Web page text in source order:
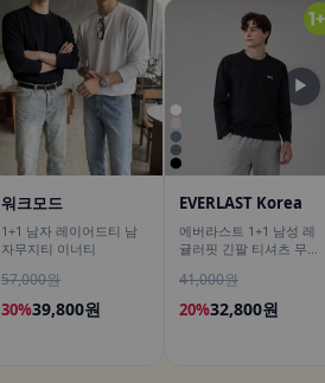
워크모드
1+1 남자 레이어드티 남
자무지티 이너티
57,000원
30%39,800원
EVERLAST Korea
에버라스트 1+1 남성 레
귤러핏 긴팔 티셔츠 무지
41,000원
20%32,800원
▶